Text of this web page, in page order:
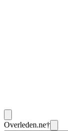
Overleden.ne†